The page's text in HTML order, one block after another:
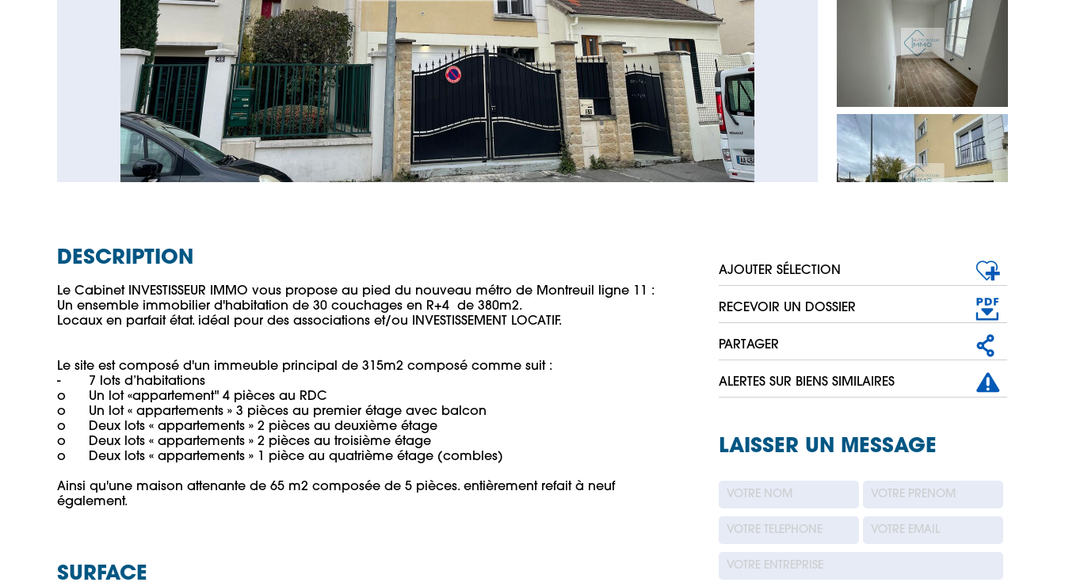
DESCRIPTION
Le Cabinet INVESTISSEUR IMMO vous propose au pied du nouveau métro de Montreuil ligne 11 :
Un ensemble immobilier d'habitation de 30 couchages en R+4  de 380m2.
Locaux en parfait état. idéal pour des associations et/ou INVESTISSEMENT LOCATIF.
Le site est composé d'un immeuble principal de 315m2 composé comme suit :
-	7 lots d’habitations
o	Un lot «appartement" 4 pièces au RDC
o	Un lot « appartements » 3 pièces au premier étage avec balcon
o	Deux lots « appartements » 2 pièces au deuxième étage
o	Deux lots « appartements » 2 pièces au troisième étage
o	Deux lots « appartements » 1 pièce au quatrième étage (combles)
Ainsi qu'une maison attenante de 65 m2 composée de 5 pièces. entièrement refait à neuf
SURFACE
AJOUTER SÉLECTION
RECEVOIR UN DOSSIER
PARTAGER
ALERTES SUR BIENS SIMILAIRES
LAISSER UN MESSAGE